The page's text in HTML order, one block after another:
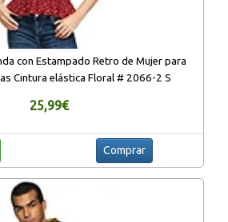
con Estampado Retro de Mujer para
Cintura elástica Floral # 2066-2 S
25,99€
Comprar